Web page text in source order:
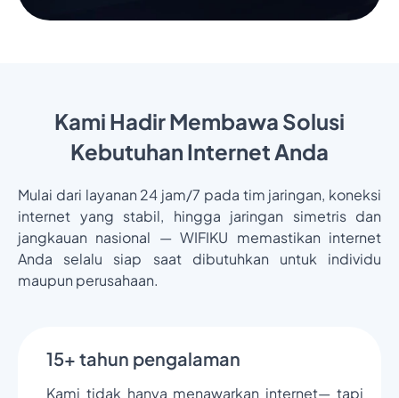
Kami Hadir Membawa Solusi
Kebutuhan Internet Anda
Mulai dari layanan 24 jam/7 pada tim jaringan, koneksi
internet yang stabil, hingga jaringan simetris dan
jangkauan nasional — WIFIKU memastikan internet
Anda selalu siap saat dibutuhkan untuk individu
maupun perusahaan.
15+ tahun pengalaman
Kami tidak hanya menawarkan internet— tapi